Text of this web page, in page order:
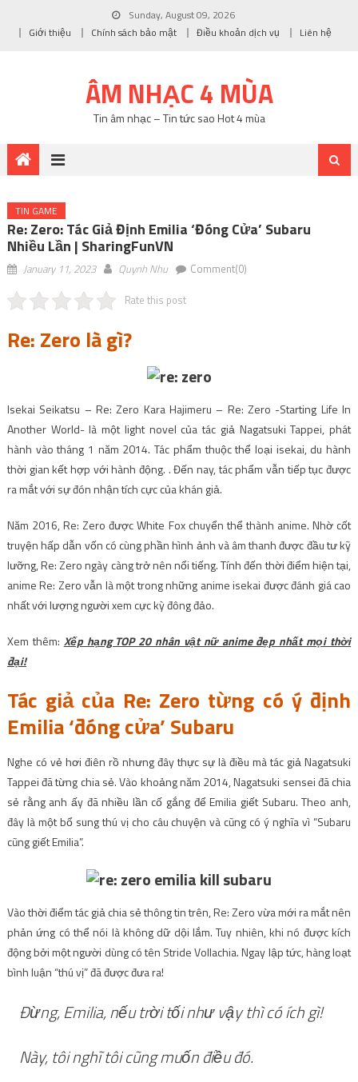
Sunday, August 09, 2026
Giới thiệu
Chính sách bảo mật Điều khoản dịch vụ Liên hệ
ÂM NHẠC 4 MÙA
Tin âm nhạc – Tin tức sao Hot 4 mùa
TIN GAME
Re: Zero: Tác Giả Định Emilia ‘đóng Cửa’ Subaru
Nhiều Lần | SharingFunVN
January 11, 2023 Quynh Nhu Comment(0)
Rate this post
Re: Zero là gì?
Isekai Seikatsu – Re: Zero Kara Hajimeru – Re: Zero -Starting Life In
Another World- là một light novel của tác giả Nagatsuki Tappei, phát
hành vào tháng 1 năm 2014. Tác phẩm thuộc thể loại isekai, du hành
thời gian kết hợp với hành động. . Đến nay, tác phẩm vẫn tiếp tục được
ra mắt với sự đón nhận tích cực của khán giả.
Năm 2016, Re: Zero được White Fox chuyển thể thành anime. Nhờ cốt
truyện hấp dẫn vốn có cùng phần hình ảnh và âm thanh được đầu tư kỹ
lưỡng, Re: Zero ngày càng trở nên nổi tiếng. Tính đến thời điểm hiện tại,
anime Re: Zero vẫn là một trong những anime isekai được đánh giá cao
nhất với lượng người xem cực kỳ đông đảo.
Xem thêm: Xếp hạng TOP 20 nhân vật nữ anime đẹp nhất mọi thời
đại!
Tác giả của Re: Zero từng có ý định
Emilia ‘đóng cửa’ Subaru
Nghe có vẻ hơi điên rồ nhưng đây thực sự là điều mà tác giả Nagatsuki
Tappei đã từng chia sẻ. Vào khoảng năm 2014, Nagatsuki sensei đã chia
sẻ rằng anh ấy đã nhiều lần cố gắng để Emilia giết Subaru. Theo anh,
đây là một bổ sung thú vị cho câu chuyện và cũng có ý nghĩa vì “Subaru
cũng giết Emilia”.
Vào thời điểm tác giả chia sẻ thông tin trên, Re: Zero vừa mới ra mắt nên
phản ứng có thể nói là không dữ dội lắm. Tuy nhiên, khi nó được kích
động bởi một người dùng có tên Stride Vollachia. Ngay lập tức, hàng loạt
bình luận “thú vị” đã được đưa ra!
Đừng, Emilia, nếu trời tối như vậy thì có ích gì!
Này, tôi nghĩ tôi cũng muốn điều đó.